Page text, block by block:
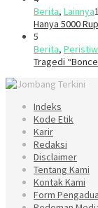
Berita, Lainnya
Hanya 5000
5
Berita,
Tragedi
Indeks
Kode Etik
Karir
Redaksi
Disclaimer
Tentang Kami
Kontak Kami
Form